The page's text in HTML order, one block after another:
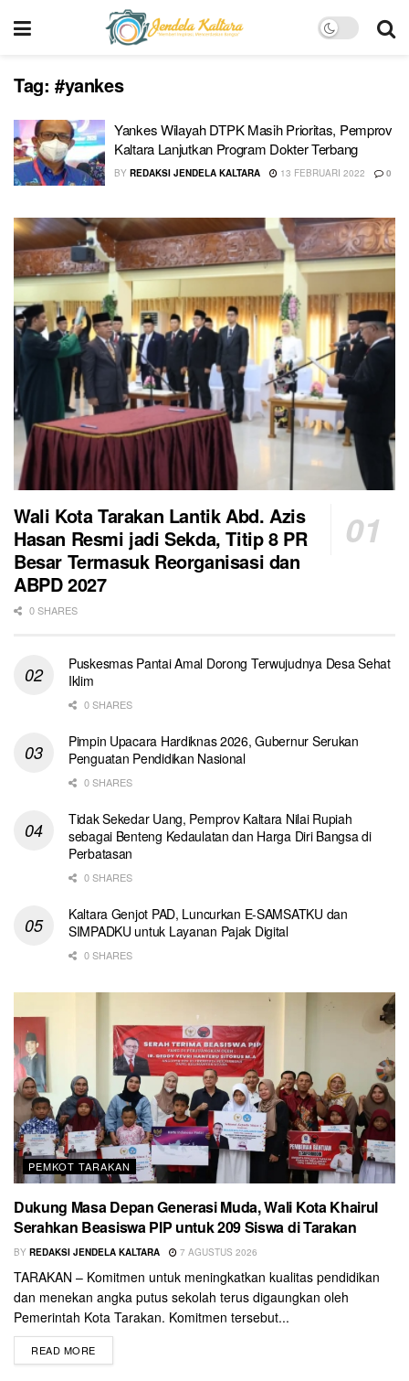
Tag: #yankes
Yankes Wilayah DTPK Masih Prioritas, Pemprov
Kaltara Lanjutkan Program Dokter Terbang
BY REDAKSI JENDELA KALTARA 13 FEBRUARI 2022 0
Wali Kota Tarakan Lantik Abd. Azis
Hasan Resmi jadi Sekda, Titip 8 PR
Besar Termasuk Reorganisasi dan
ABPD 2027
0 SHARES
Puskesmas Pantai Amal Dorong Terwujudnya Desa Sehat
Iklim
0 SHARES
Pimpin Upacara Hardiknas 2026, Gubernur Serukan
Penguatan Pendidikan Nasional
0 SHARES
Tidak Sekedar Uang, Pemprov Kaltara Nilai Rupiah
sebagai Benteng Kedaulatan dan Harga Diri Bangsa di
Perbatasan
0 SHARES
Kaltara Genjot PAD, Luncurkan E-SAMSATKU dan
SIMPADKU untuk Layanan Pajak Digital
0 SHARES
PEMKOT TARAKAN
Dukung Masa Depan Generasi Muda, Wali Kota Khairul
Serahkan Beasiswa PIP untuk 209 Siswa di Tarakan
BY REDAKSI JENDELA KALTARA 7 AGUSTUS 2026
TARAKAN – Komitmen untuk meningkatkan kualitas pendidikan
dan menekan angka putus sekolah terus digaungkan oleh
Pemerintah Kota Tarakan. Komitmen tersebut...
READ MORE